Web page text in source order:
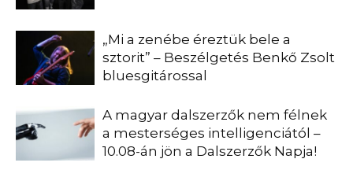
„Mi a zenébe éreztük bele a
sztorit” – Beszélgetés Benkő Zsolt
bluesgitárossal
A magyar dalszerzők nem félnek
a mesterséges intelligenciától –
10.08-án jön a Dalszerzők Napja!